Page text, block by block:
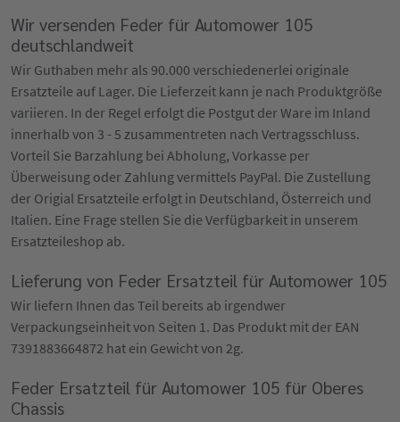
Wir versenden Feder für Automower 105
deutschlandweit
Wir Guthaben mehr als 90.000 verschiedenerlei originale
Ersatzteile auf Lager. Die Lieferzeit kann je nach Produktgröße
variieren. In der Regel erfolgt die Postgut der Ware im Inland
innerhalb von 3 - 5 zusammentreten nach Vertragsschluss.
Vorteil Sie Barzahlung bei Abholung, Vorkasse per
Überweisung oder Zahlung vermittels PayPal. Die Zustellung
der Origial Ersatzteile erfolgt in Deutschland, Österreich und
Italien. Eine Frage stellen Sie die Verfügbarkeit in unserem
Ersatzteileshop ab.
Lieferung von Feder Ersatzteil für Automower 105
Wir liefern Ihnen das Teil bereits ab irgendwer
Verpackungseinheit von Seiten 1. Das Produkt mit der EAN
7391883664872 hat ein Gewicht von 2g.
Feder Ersatzteil für Automower 105 für Oberes
Chassis